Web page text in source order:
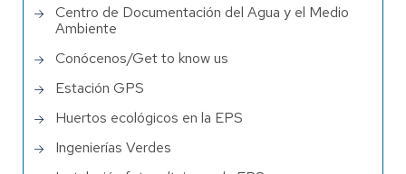
Centro de Documentación del Agua y el Medio
Ambiente
Conócenos/Get to know us
Estación GPS
Huertos ecológicos en la EPS
Ingenierías Verdes